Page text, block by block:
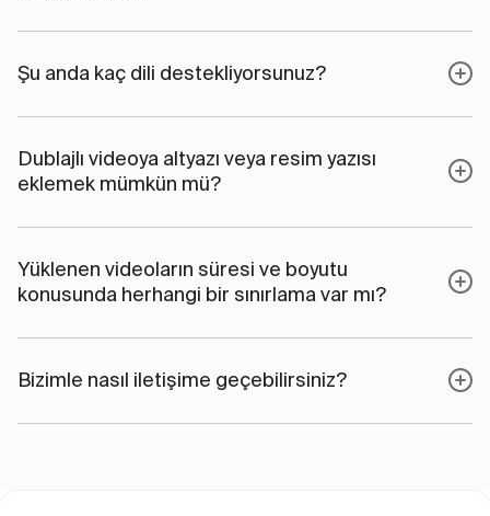
Şu anda kaç dili destekliyorsunuz?
Dublajlı videoya altyazı veya resim yazısı
eklemek mümkün mü?
Yüklenen videoların süresi ve boyutu
konusunda herhangi bir sınırlama var mı?
Bizimle nasıl iletişime geçebilirsiniz?